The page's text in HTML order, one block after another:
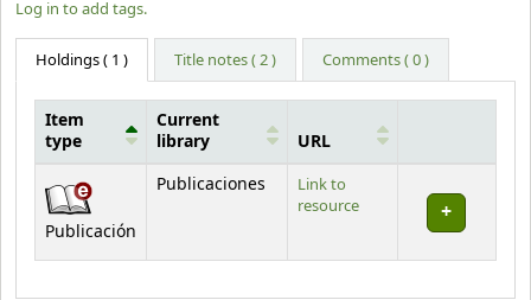
Log in to add tags.
Holdings( 1 ) Title notes ( 2 ) Comments ( 0 )
Holdings
Item
type
Current
library
URL
Publicación
Publicaciones
Link to
resource